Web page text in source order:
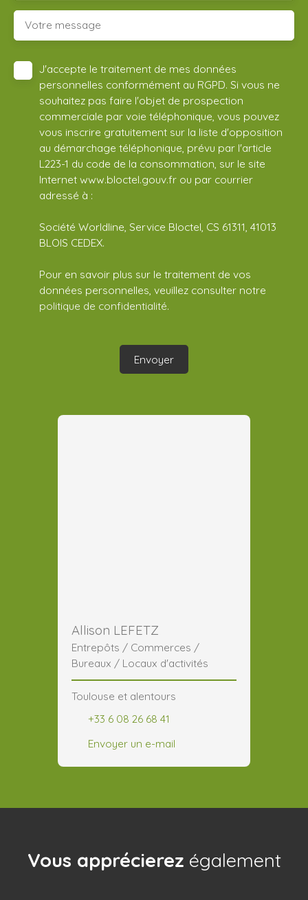
Votre message
J'accepte le traitement de mes données
personnelles conformément au RGPD. Si vous ne
souhaitez pas faire l'objet de prospection
commerciale par voie téléphonique, vous pouvez
vous inscrire gratuitement sur la liste d'opposition
au démarchage téléphonique, prévu par l'article
L223-1 du code de la consommation, sur le site
Internet www.bloctel.gouv.fr ou par courrier
adressé à :
Société Worldline, Service Bloctel, CS 61311, 41013
BLOIS CEDEX.
Pour en savoir plus sur le traitement de vos
données personnelles, veuillez consulter notre
politique de confidentialité.
Envoyer
Allison LEFETZ
Entrepôts / Commerces /
Bureaux / Locaux d'activités
Toulouse et alentours
+33 6 08 26 68 41
Envoyer un e-mail
Vous apprécierez également